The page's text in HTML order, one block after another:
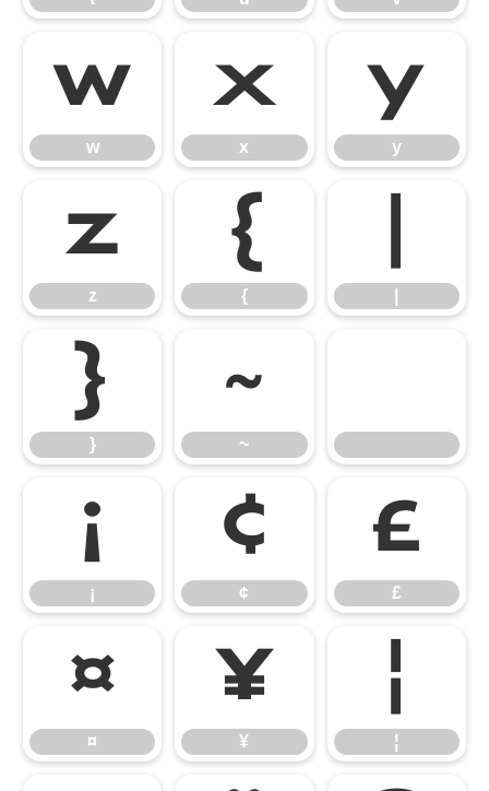
w
w
x
x
y
y
z
z
{
{
}
}
~
~
¡
¡
¢
¢
£
£
¤
¤
¥
¥
¦
¦